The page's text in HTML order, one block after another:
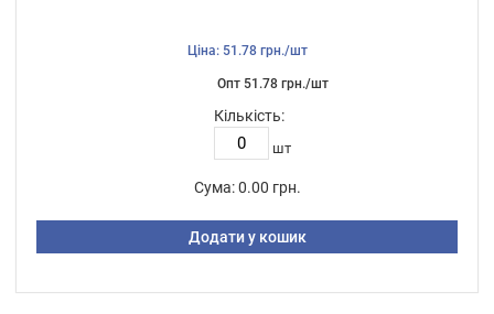
Ціна: 51.78 грн./шт
Опт 51.78 грн./шт
Кількість:
шт
Сума: 0.00 грн.
Додати у кошик